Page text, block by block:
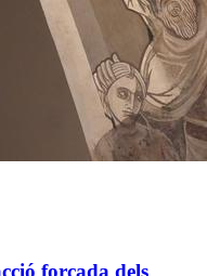
forçada dels